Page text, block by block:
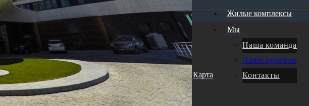
Жилые комплексы
Аренда
Квартиры
Дома
Коммерческая недвижимость
Трансфер
Карта
Мы
Наша команда
Наши проекты
Контакты